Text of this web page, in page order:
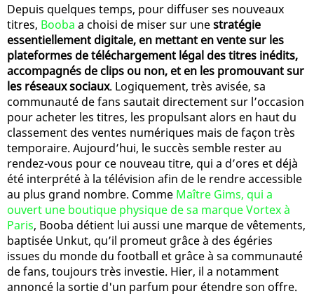
Depuis quelques temps, pour diffuser ses nouveaux
titres, Booba a choisi de miser sur unestratégie
essentiellement digitale, en mettant en vente sur les
plateformes de téléchargement légal des titres inédits,
accompagnés de clips ou non, et en les promouvant sur
les réseaux sociaux. Logiquement, très avisée, sa
communauté de fans sautait directement sur l’occasion
pour acheter les titres, les propulsant alors en haut du
classement des ventes numériques mais de façon très
temporaire. Aujourd’hui, le succès semble rester au
rendez-vous pour ce nouveau titre, qui a d’ores et déjà
été interprété à la télévision afin de le rendre accessible
au plus grand nombre. Comme Maître Gims, qui a
ouvert une boutique physique de sa marque Vortex à
Paris, Booba détient lui aussi une marque de vêtements,
baptisée Unkut, qu’il promeut grâce à des égéries
issues du monde du football et grâce à sa communauté
de fans, toujours très investie. Hier, il a notamment
annoncé la sortie d'un parfum pour étendre son offre.